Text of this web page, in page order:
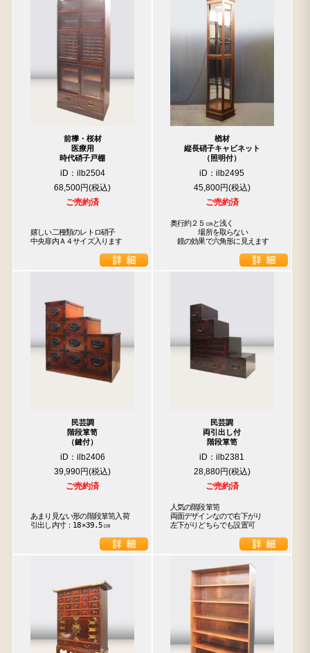
前﨔・桜材
医療用
時代硝子戸棚
iD：ilb2504
68,500円
ご売約済
嬉しい二種類のレトロ硝子
中央扉内Ａ４サイズ入ります
楢材
縦長硝子キャビネット
（照明付）
iD：ilb2495
45,800円
ご売約済
奥行約２５㎝と浅く
場所を取らない
鏡の効果で六角形に見えます
民芸調
階段箪笥
（鍵付）
iD：ilb2406
39,990円
ご売約済
あまり見ない形の階段箪笥入荷
引出し内寸：18×39.5㎝
民芸調
両引出し付
階段箪笥
iD：ilb2381
28,880円
ご売約済
人気の階段箪笥
両面デザインなので右下がり
左下がりどちらでも設置可